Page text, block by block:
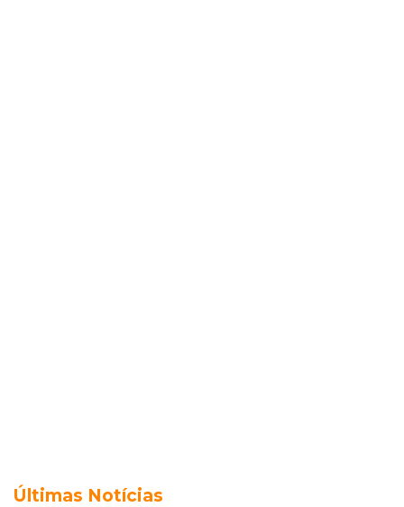
Últimas Notícias